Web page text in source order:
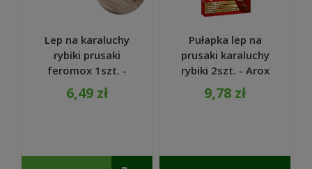
Lep na karaluchy
rybiki prusaki
feromox 1szt. -
Bros
6,49 zł
Pułapka lep na
prusaki karaluchy
rybiki 2szt. - Arox
9,78 zł